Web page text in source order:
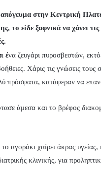
απόγευμα στην Κεντρική
το είδε ξαφνικά να χάνει τις
ένα ζευγάρι πυροσβεστών,
Χάρις τις γνώσεις
πρόσφατα, κατάφεραν να
άμεσα και το βρέφος
χαίρει άκρας υγείας,
κλινικής, για